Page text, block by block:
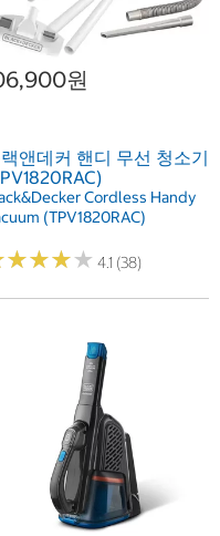
원
앤데커 핸디 무선 청소기
Cordless Handy
(TPV1820RAC)
★★★★
★★★★ 4.1 (38)